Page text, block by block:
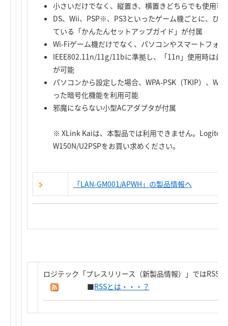
小さいだけでなく、縦置き、横置きどちらでも使用可
DS、Wii、PSP※、PS3といったゲーム機ごとに、ひ
ている「かんたんセットアップガイド」が付属
Wi-Fiゲーム機だけでなく、パソコンやスマートフォ
IEEE802.11n/11g/11bに準拠し、「11n」使用時は最
が可能
パソコンから設定した場合、WPA-PSK（TKIP）、
った暗号化機能を利用可能
邪魔にならない小型ACアダプタが付属
※ XLink Kaiは、本製品では利用できません。Logitec
W150N/U2PSPをお買い求めください。
「LAN-GM001/APWH」の製品情報へ
ロジテック「プレスリリース（新製品情報）」ではRSS
■RSSとは・・・？